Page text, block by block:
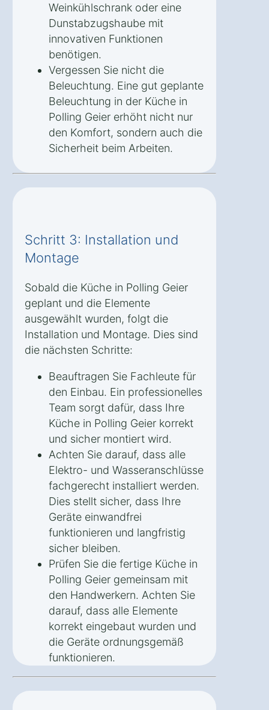
Weinkühlschrank oder eine
Dunstabzugshaube mit
innovativen Funktionen
benötigen.
Vergessen Sie nicht die
Beleuchtung. Eine gut geplante
Beleuchtung in der Küche in
Polling Geier erhöht nicht nur
den Komfort, sondern auch die
Sicherheit beim Arbeiten.
Schritt 3: Installation und
Montage
Sobald die Küche in Polling Geier
geplant und die Elemente
ausgewählt wurden, folgt die
Installation und Montage. Dies sind
die nächsten Schritte:
Beauftragen Sie Fachleute für
den Einbau. Ein professionelles
Team sorgt dafür, dass Ihre
Küche in Polling Geier korrekt
und sicher montiert wird.
Achten Sie darauf, dass alle
Elektro- und Wasseranschlüsse
fachgerecht installiert werden.
Dies stellt sicher, dass Ihre
Geräte einwandfrei
funktionieren und langfristig
sicher bleiben.
Prüfen Sie die fertige Küche in
Polling Geier gemeinsam mit
den Handwerkern. Achten Sie
darauf, dass alle Elemente
korrekt eingebaut wurden und
die Geräte ordnungsgemäß
funktionieren.